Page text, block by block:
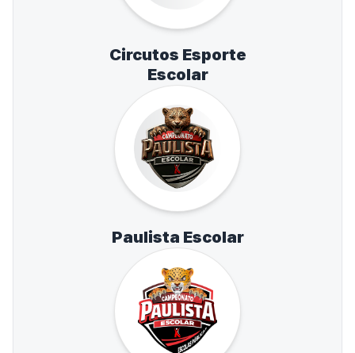
Circutos Esporte
Escolar
Paulista Escolar